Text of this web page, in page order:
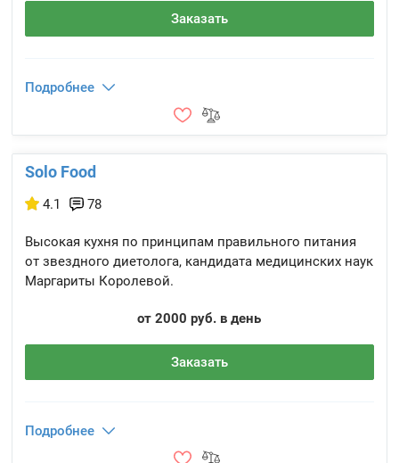
Заказать
Подробнее
Solo Food
4.1 78
Высокая кухня по принципам правильного питания
от звездного диетолога, кандидата медицинских наук
Маргариты Королевой.
от 2000 руб. в день
Заказать
Подробнее